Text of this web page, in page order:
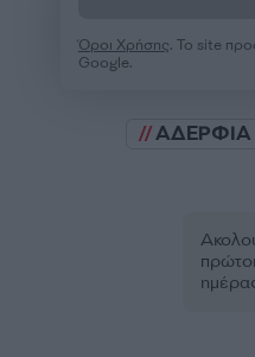
Όροι Χρήσης. Το site
Google.
ΑΔΕΡΦΙΑ